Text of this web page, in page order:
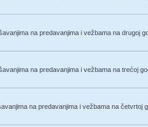
na predavanjima i vežbama na drugoj
na predavanjima i vežbama na trećoj
na predavanjima i vežbama na četvrtoj